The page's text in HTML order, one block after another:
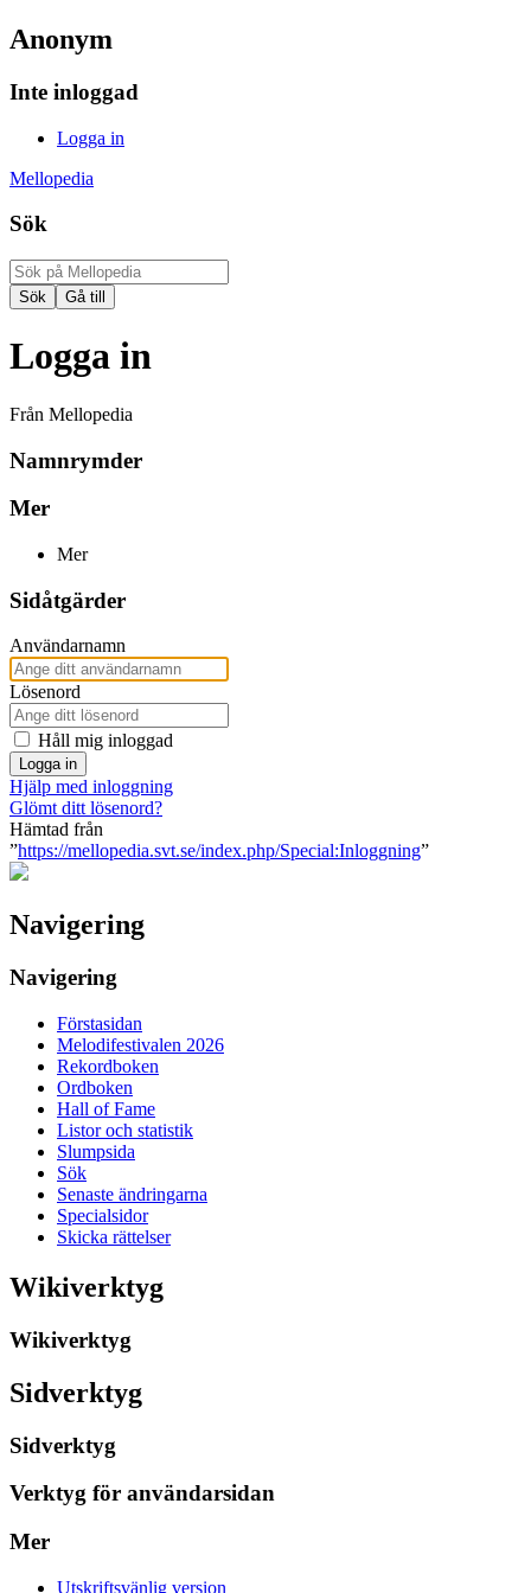
Anonym
Inte inloggad
Logga in
Mellopedia
Sök
Logga in
Från Mellopedia
Namnrymder
Mer
Mer
Sidåtgärder
Användarnamn
Lösenord
Håll mig inloggad
Logga in
Hjälp med inloggning
Glömt ditt lösenord?
Hämtad från
”https://mellopedia.svt.se/index.php/Special:Inloggning”
Navigering
Navigering
Förstasidan
Melodifestivalen 2026
Rekordboken
Ordboken
Hall of Fame
Listor och statistik
Slumpsida
Sök
Senaste ändringarna
Specialsidor
Skicka rättelser
Wikiverktyg
Wikiverktyg
Sidverktyg
Sidverktyg
Verktyg för användarsidan
Mer
Utskriftsvänlig version